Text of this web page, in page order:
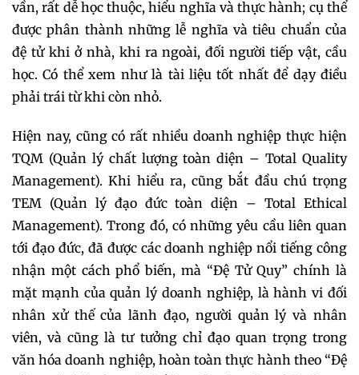
vần, rất dễ học thuộc, hiểu nghĩa và thực hành; cụ thể
được phân thành những lễ nghĩa và tiêu chuẩn của
đệ tử khi ở nhà, khi ra ngoài, đối người tiếp vật, cầu
học. Có thể xem như là tài liệu tốt nhất để dạy điều
phải trái từ khi còn nhỏ.
Hiện nay, cũng có rất nhiều doanh nghiệp thực hiện
TQM (Quản lý chất lượng toàn diện – Total Quality
Management). Khi hiểu ra, cũng bắt đầu chú trọng
TEM (Quản lý đạo đức toàn diện – Total Ethical
Management). Trong đó, có những yêu cầu liên quan
tới đạo đức, đã được các doanh nghiệp nổi tiếng công
nhận một cách phổ biến, mà “Đệ Tử Quy” chính là
mặt mạnh của quản lý doanh nghiệp, là hành vi đối
nhân xử thế của lãnh đạo, người quản lý và nhân
viên, và cũng là tư tưởng chỉ đạo quan trọng trong
văn hóa doanh nghiệp, hoàn toàn thực hành theo “Đệ